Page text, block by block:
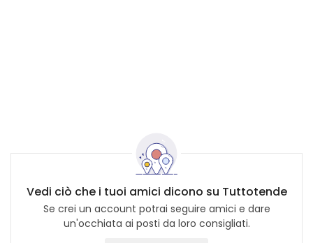
Vedi ciò che i tuoi amici dicono su Tuttotende
Se crei un account potrai seguire amici e dare
un'occhiata ai posti da loro consigliati.